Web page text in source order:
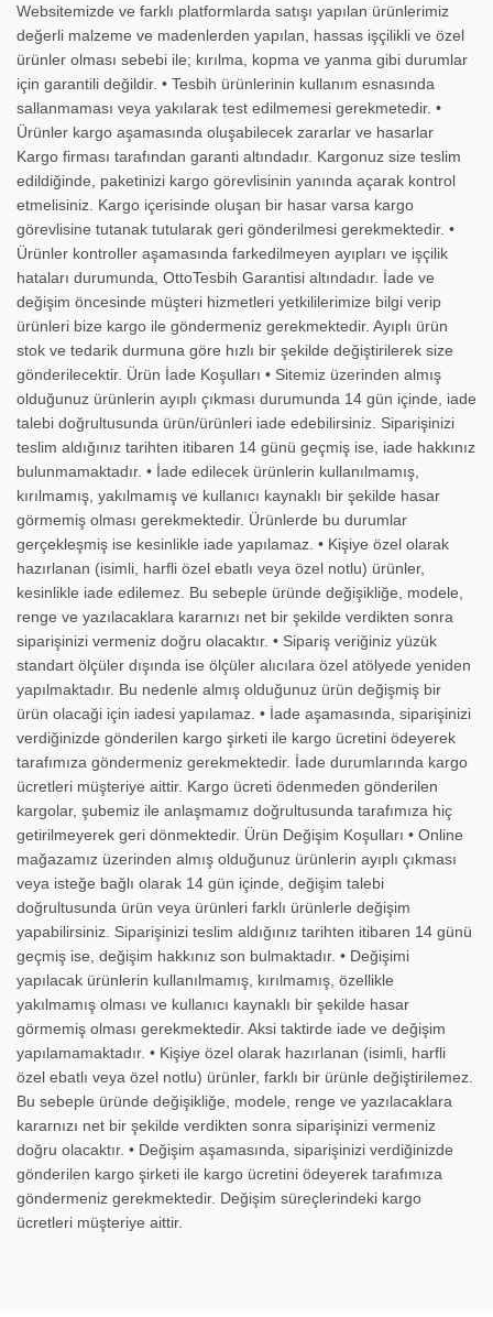
Websitemizde ve farklı platformlarda satışı yapılan ürünlerimiz
değerli malzeme ve madenlerden yapılan, hassas işçilikli ve özel
ürünler olması sebebi ile; kırılma, kopma ve yanma gibi durumlar
için garantili değildir. • Tesbih ürünlerinin kullanım esnasında
sallanmaması veya yakılarak test edilmemesi gerekmetedir. •
Ürünler kargo aşamasında oluşabilecek zararlar ve hasarlar
Kargo firması tarafından garanti altındadır. Kargonuz size teslim
edildiğinde, paketinizi kargo görevlisinin yanında açarak kontrol
etmelisiniz. Kargo içerisinde oluşan bir hasar varsa kargo
görevlisine tutanak tutularak geri gönderilmesi gerekmektedir. •
Ürünler kontroller aşamasında farkedilmeyen ayıpları ve işçilik
hataları durumunda, OttoTesbih Garantisi altındadır. İade ve
değişim öncesinde müşteri hizmetleri yetkililerimize bilgi verip
ürünleri bize kargo ile göndermeniz gerekmektedir. Ayıplı ürün
stok ve tedarik durmuna göre hızlı bir şekilde değiştirilerek size
gönderilecektir. Ürün İade Koşulları • Sitemiz üzerinden almış
olduğunuz ürünlerin ayıplı çıkması durumunda 14 gün içinde, iade
talebi doğrultusunda ürün/ürünleri iade edebilirsiniz. Siparişinizi
teslim aldığınız tarihten itibaren 14 günü geçmiş ise, iade hakkınız
bulunmamaktadır. • İade edilecek ürünlerin kullanılmamış,
kırılmamış, yakılmamış ve kullanıcı kaynaklı bir şekilde hasar
görmemiş olması gerekmektedir. Ürünlerde bu durumlar
gerçekleşmiş ise kesinlikle iade yapılamaz. • Kişiye özel olarak
hazırlanan (isimli, harfli özel ebatlı veya özel notlu) ürünler,
kesinlikle iade edilemez. Bu sebeple üründe değişikliğe, modele,
renge ve yazılacaklara kararnızı net bir şekilde verdikten sonra
siparişinizi vermeniz doğru olacaktır. • Sipariş veriğiniz yüzük
standart ölçüler dışında ise ölçüler alıcılara özel atölyede yeniden
yapılmaktadır. Bu nedenle almış olduğunuz ürün değişmiş bir
ürün olacaği için iadesi yapılamaz. • İade aşamasında, siparişinizi
verdiğinizde gönderilen kargo şirketi ile kargo ücretini ödeyerek
tarafımıza göndermeniz gerekmektedir. İade durumlarında kargo
ücretleri müşteriye aittir. Kargo ücreti ödenmeden gönderilen
kargolar, şubemiz ile anlaşmamız doğrultusunda tarafımıza hiç
getirilmeyerek geri dönmektedir. Ürün Değişim Koşulları • Online
mağazamız üzerinden almış olduğunuz ürünlerin ayıplı çıkması
veya isteğe bağlı olarak 14 gün içinde, değişim talebi
doğrultusunda ürün veya ürünleri farklı ürünlerle değişim
yapabilirsiniz. Siparişinizi teslim aldığınız tarihten itibaren 14 günü
geçmiş ise, değişim hakkınız son bulmaktadır. • Değişimi
yapılacak ürünlerin kullanılmamış, kırılmamış, özellikle
yakılmamış olması ve kullanıcı kaynaklı bir şekilde hasar
görmemiş olması gerekmektedir. Aksi taktirde iade ve değişim
yapılamamaktadır. • Kişiye özel olarak hazırlanan (isimli, harfli
özel ebatlı veya özel notlu) ürünler, farklı bir ürünle değiştirilemez.
Bu sebeple üründe değişikliğe, modele, renge ve yazılacaklara
kararnızı net bir şekilde verdikten sonra siparişinizi vermeniz
doğru olacaktır. • Değişim aşamasında, siparişinizi verdiğinizde
gönderilen kargo şirketi ile kargo ücretini ödeyerek tarafımıza
göndermeniz gerekmektedir. Değişim süreçlerindeki kargo
ücretleri müşteriye aittir.